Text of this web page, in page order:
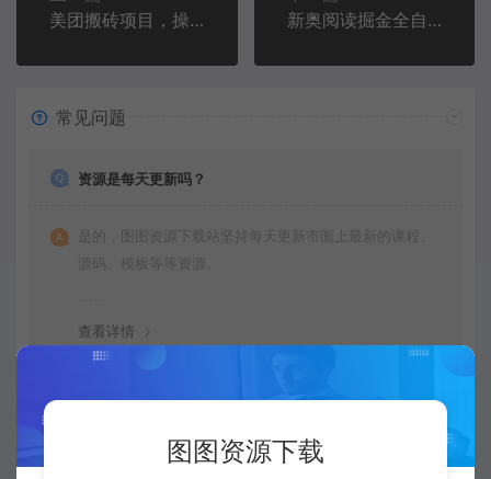
美团搬砖项目，操作简单，单号每天收益8-10元，可批量操作，多号多得
新奥阅读掘金全自动挂机项目，单机多平台运行一天10-20+【挂机脚本+教程】
常见问题
资源是每天更新吗？
是的，图图资源下载站坚持每天更新市面上最新的课程、
源码、模板等等资源。
查看详情
图图资源下载